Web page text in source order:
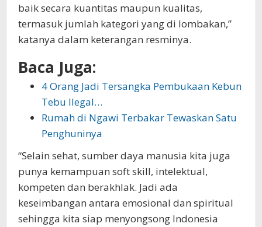
baik secara kuantitas maupun kualitas,
termasuk jumlah kategori yang di lombakan,”
katanya dalam keterangan resminya.
Baca Juga:
4 Orang Jadi Tersangka Pembukaan Kebun
Tebu Ilegal…
Rumah di Ngawi Terbakar Tewaskan Satu
Penghuninya
“Selain sehat, sumber daya manusia kita juga
punya kemampuan soft skill, intelektual,
kompeten dan berakhlak. Jadi ada
keseimbangan antara emosional dan spiritual
sehingga kita siap menyongsong Indonesia